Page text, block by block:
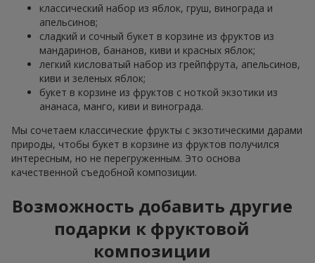
классический набор из яблок, груш, винограда и
апельсинов;
сладкий и сочный букет в корзине из фруктов из
мандаринов, бананов, киви и красных яблок;
легкий кисловатый набор из грейпфрута, апельсинов,
киви и зеленых яблок;
букет в корзине из фруктов с ноткой экзотики из
ананаса, манго, киви и винограда.
Мы сочетаем классические фрукты с экзотическими дарами
природы, чтобы букет в корзине из фруктов получился
интересным, но не перегруженным. Это основа
качественной съедобной композиции.
Возможность добавить другие
подарки к фруктовой
композиции